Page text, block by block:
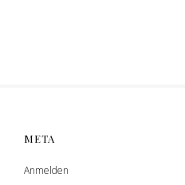
META
Anmelden